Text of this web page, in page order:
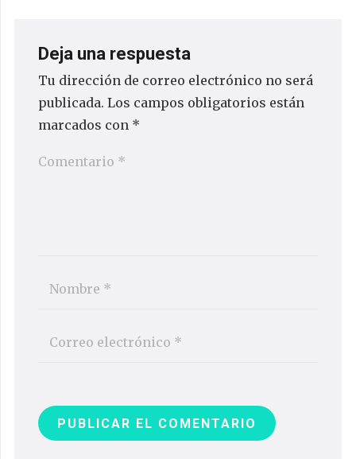
Deja una respuesta
Tu dirección de correo electrónico no será
publicada. Los campos obligatorios están
marcados con *
PUBLICAR EL COMENTARIO